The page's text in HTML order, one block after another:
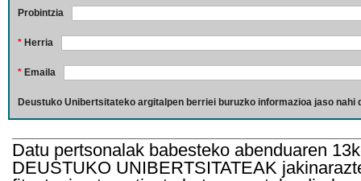
Probintzia
* Herria
* Emaila
Deustuko Unibertsitateko argitalpen berriei buruzko informazioa jaso nahi
Datu pertsonalak babesteko abenduaren
DEUSTUKO UNIBERTSITATEAK